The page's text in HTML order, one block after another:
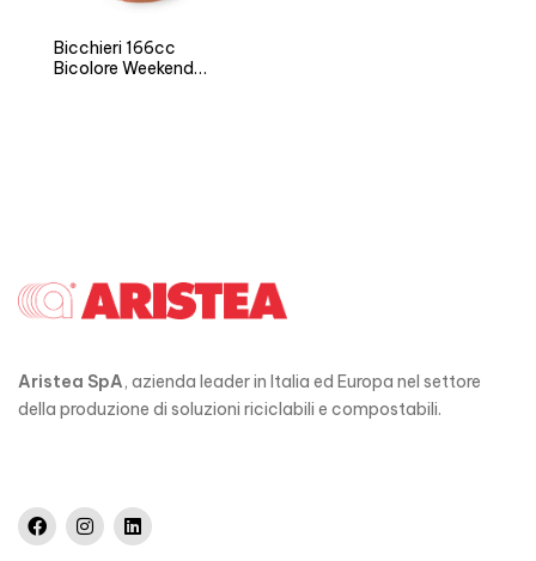
Bicchieri 166cc
Bicolore Weekend
Aristea SpA, azienda leader in Italia ed Europa nel settore
della produzione di soluzioni riciclabili e compostabili.